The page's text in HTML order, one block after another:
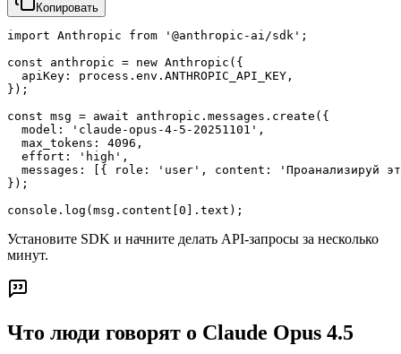
Копировать
import Anthropic from '@anthropic-ai/sdk';
const anthropic = new Anthropic({
  apiKey: process.env.ANTHROPIC_API_KEY,
});
const msg = await anthropic.messages.create({
  model: 'claude-opus-4-5-20251101',
  max_tokens: 4096,
  effort: 'high',
messages: [{ role: 'user', content: 'Проанализируй
});
console.log(msg.content[0].text);
Установите SDK и начните делать API-запросы за несколько
минут.
Что люди говорят о Claude Opus 4.5